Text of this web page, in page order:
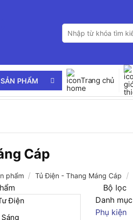
Tìm
kiếm:
PHẨM Trang chủ
Cáp
phẩm / Tủ Điện - Thang Máng Cáp /
Điện
Bộ lọc
Danh mục
Phụ kiện